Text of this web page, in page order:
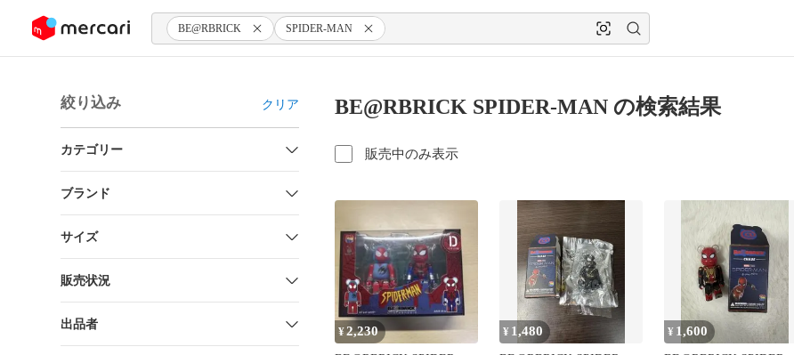
ツにスキップ BE@RBRICK SPIDER-MAN
絞り込み クリア
カテゴリー
ブランド
サイズ
販売状況
出品者
BE@RBRICK SPIDER-MAN の検索結果
販売中のみ表示
¥2,230 ¥ 1,480 ¥ 1,600